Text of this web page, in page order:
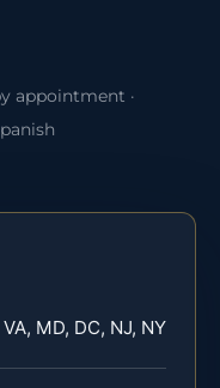
appointment ·
VA, MD, DC, NJ, NY